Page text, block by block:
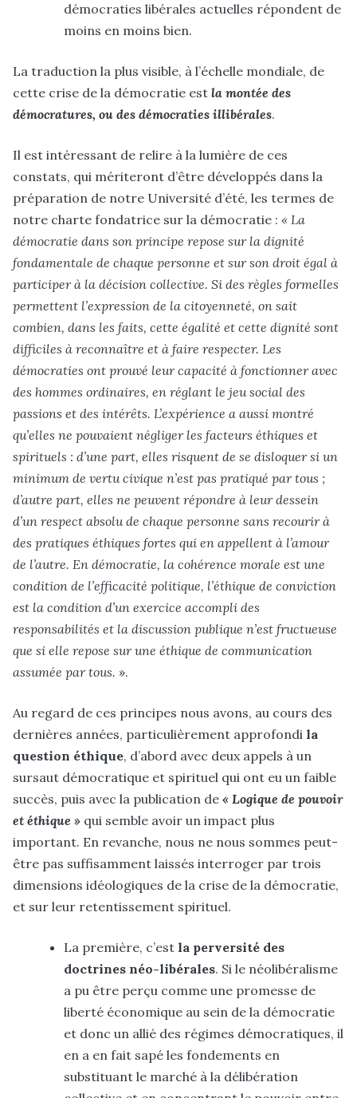
démocraties libérales actuelles répondent de
moins en moins bien.
La traduction la plus visible, à l’échelle mondiale, de
cette crise de la démocratie est la montée des
démocratures, ou des démocraties illibérales.
Il est intéressant de relire à la lumière de ces
constats, qui mériteront d’être développés dans la
préparation de notre Université d’été, les termes de
notre charte fondatrice sur la démocratie : « La
démocratie dans son principe repose sur la dignité
fondamentale de chaque personne et sur son droit égal à
participer à la décision collective. Si des règles formelles
permettent l’expression de la citoyenneté, on sait
combien, dans les faits, cette égalité et cette dignité sont
difficiles à reconnaître et à faire respecter. Les
démocraties ont prouvé leur capacité à fonctionner avec
des hommes ordinaires, en réglant le jeu social des
passions et des intérêts. L’expérience a aussi montré
qu’elles ne pouvaient négliger les facteurs éthiques et
spirituels : d’une part, elles risquent de se disloquer si un
minimum de vertu civique n’est pas pratiqué par tous ;
d’autre part, elles ne peuvent répondre à leur dessein
d’un respect absolu de chaque personne sans recourir à
des pratiques éthiques fortes qui en appellent à l’amour
de l’autre. En démocratie, la cohérence morale est une
condition de l’efficacité politique, l’éthique de conviction
est la condition d’un exercice accompli des
responsabilités et la discussion publique n’est fructueuse
que si elle repose sur une éthique de communication
assumée par tous. ».
Au regard de ces principes nous avons, au cours des
dernières années, particulièrement approfondi la
question éthique, d’abord avec deux appels à un
sursaut démocratique et spirituel qui ont eu un faible
succès, puis avec la publication de « Logique de pouvoir
et éthique » qui semble avoir un impact plus
important. En revanche, nous ne nous sommes peut-
être pas suffisamment laissés interroger par trois
dimensions idéologiques de la crise de la démocratie,
et sur leur retentissement spirituel.
La première, c’est la perversité des
doctrines néo-libérales. Si le néolibéralisme
a pu être perçu comme une promesse de
liberté économique au sein de la démocratie
et donc un allié des régimes démocratiques, il
en a en fait sapé les fondements en
substituant le marché à la délibération